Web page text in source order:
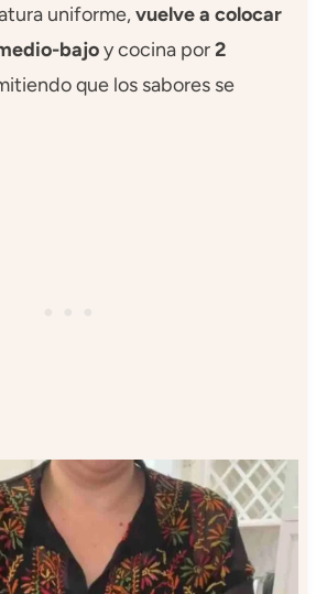
uniforme,vuelve a colocar
bajoy cocina por2
que los sabores se